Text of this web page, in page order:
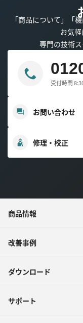
「商品について」「
お気軽
専門の技術
受付時間
お問い合わせ
修理・校正
商品情報
改善事例
ダウンロード
サポート